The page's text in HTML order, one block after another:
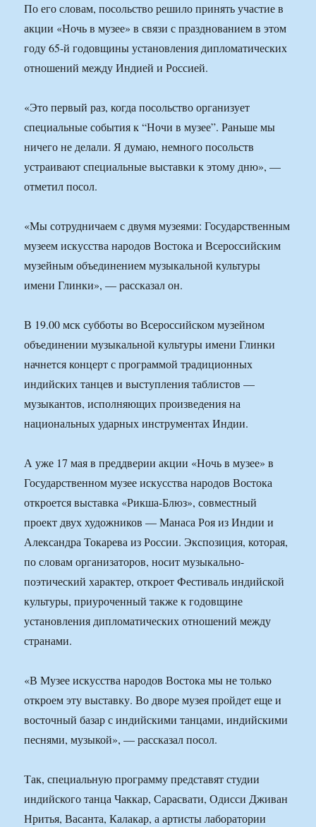
По его словам, посольство решило принять участие в
акции «Ночь в музее» в связи с празднованием в этом
году 65-й годовщины установления дипломатических
отношений между Индией и Россией.
«Это первый раз, когда посольство организует
специальные события к “Ночи в музее”. Раньше мы
ничего не делали. Я думаю, немного посольств
устраивают специальные выставки к этому дню», —
отметил посол.
«Мы сотрудничаем с двумя музеями: Государственным
музеем искусства народов Востока и Всероссийским
музейным объединением музыкальной культуры
имени Глинки», — рассказал он.
В 19.00 мск субботы во Всероссийском музейном
объединении музыкальной культуры имени Глинки
начнется концерт с программой традиционных
индийских танцев и выступления таблистов —
музыкантов, исполняющих произведения на
национальных ударных инструментах Индии.
А уже 17 мая в преддверии акции «Ночь в музее» в
Государственном музее искусства народов Востока
откроется выставка «Рикша-Блюз», совместный
проект двух художников — Манаса Роя из Индии и
Александра Токарева из России. Экспозиция, которая,
по словам организаторов, носит музыкально-
поэтический характер, откроет Фестиваль индийской
культуры, приуроченный также к годовщине
установления дипломатических отношений между
странами.
«В Музее искусства народов Востока мы не только
откроем эту выставку. Во дворе музея пройдет еще и
восточный базар с индийскими танцами, индийскими
песнями, музыкой», — рассказал посол.
Так, специальную программу представят студии
индийского танца Чаккар, Сарасвати, Одисси Дживан
Нритья, Васанта, Калакар, а артисты лаборатории